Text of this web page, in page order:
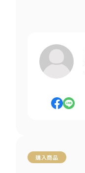
購入商品